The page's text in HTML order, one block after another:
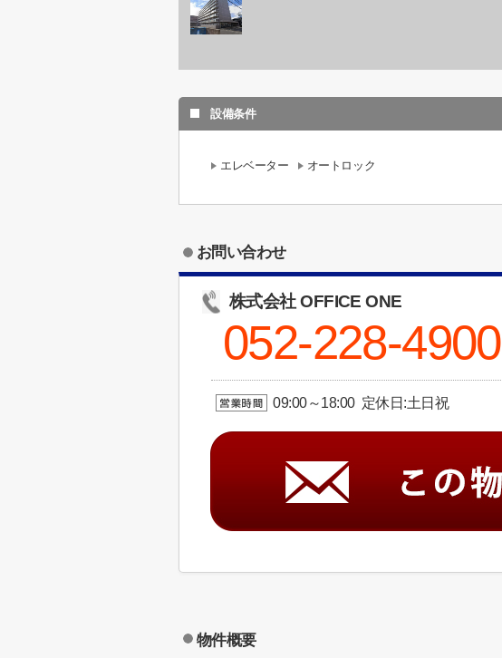
設備条件
エレベーター オートロック
お問い合わせ
株式会社 OFFICE ONE
052-228-4900
09:00～18:00 定休日:土日祝
物件概要